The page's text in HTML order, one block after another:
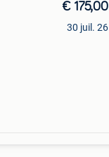
€ 175,00
30 juil. 26